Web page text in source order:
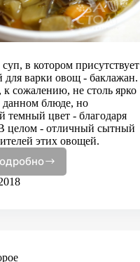
в котором присутствует
варки овощ - баклажан.
сожалению, не столь ярко
данном блюде, но
темный цвет - благодаря
целом - отличный сытный
этих овощей.
Суп
с